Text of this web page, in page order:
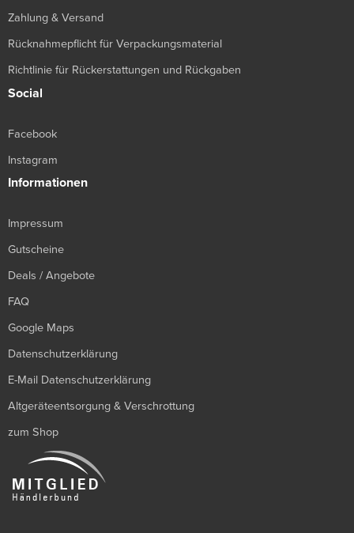
Zahlung & Versand
Rücknahmepflicht für Verpackungsmaterial
Richtlinie für Rückerstattungen und Rückgaben
Social
Facebook
Instagram
Informationen
Impressum
Gutscheine
Deals / Angebote
FAQ
Google Maps
Datenschutzerklärung
E-Mail Datenschutzerklärung
Altgeräteentsorgung & Verschrottung
zum Shop